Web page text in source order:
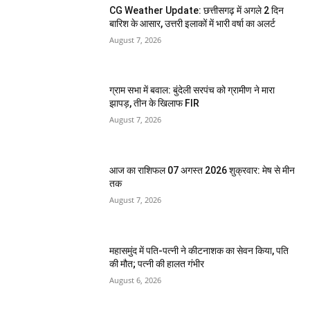
CG Weather Update: छत्तीसगढ़ में अगले 2 दिन
बारिश के आसार, उत्तरी इलाकों में भारी वर्षा का अलर्ट
August 7, 2026
ग्राम सभा में बवाल: बुंदेली सरपंच को ग्रामीण ने मारा
झापड़, तीन के खिलाफ FIR
August 7, 2026
आज का राशिफल 07 अगस्त 2026 शुक्रवार: मेष से मीन
तक
August 7, 2026
महासमुंद में पति-पत्नी ने कीटनाशक का सेवन किया, पति
की मौत; पत्नी की हालत गंभीर
August 6, 2026